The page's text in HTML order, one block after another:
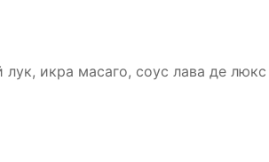
лук, икра масаго, соус лава де люкс